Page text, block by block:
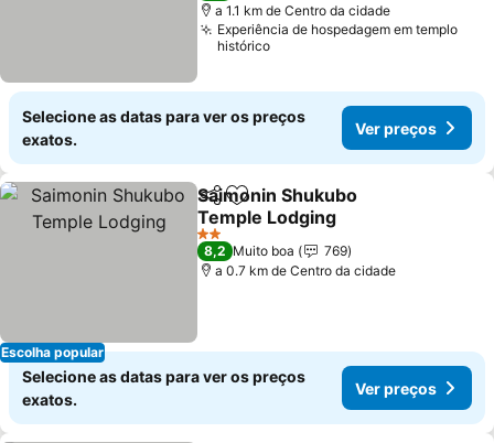
a 1.1 km de Centro da cidade
Experiência de hospedagem em templo
histórico
Selecione as datas para ver os preços
exatos.
Ver preços
Escolha popular
PartilharAdicionar aos favoritos
Saimonin Shukubo
Temple Lodging
Ver preços
2 Estrelas
8,2 Muito boa
769
a 0.7 km de Centro da cidade
Selecione as datas para ver os preços
exatos.
Ver preços